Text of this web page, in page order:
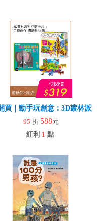
買｜動手玩創意：3D叢林派
95 折 588元
紅利 1 點